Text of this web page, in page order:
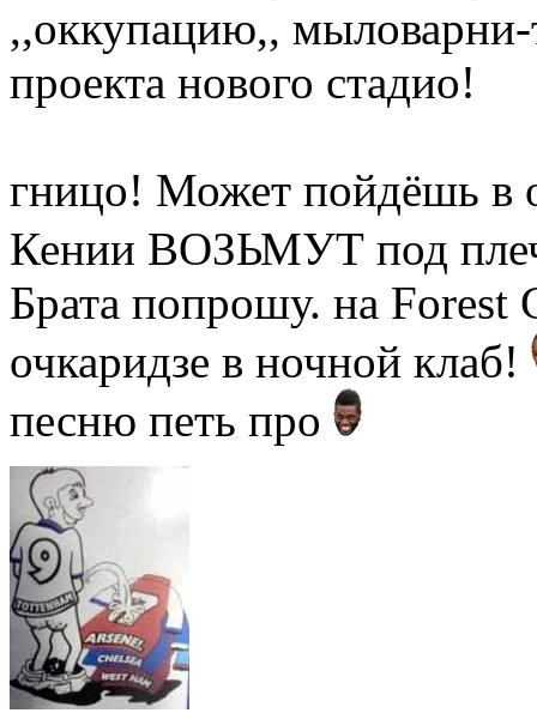
,,оккупацию,, мыловарни-
проекта нового стадио!
гницо! Может пойдёшь в
Кении ВОЗЬМУТ под
Брата попрошу. на
очкаридзе в ночной клаб!
песню петь про